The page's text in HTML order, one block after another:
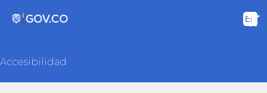
Accesibilidad